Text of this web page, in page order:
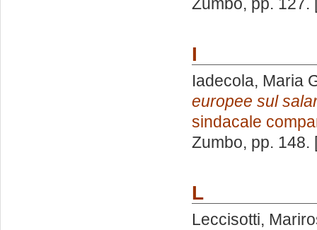
Zumbo, pp. 127.
I
Iadecola, Maria
europee sul
sindacale
Zumbo, pp. 148.
L
Leccisotti,